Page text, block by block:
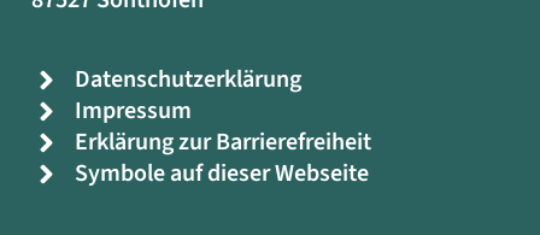
Datenschutzerklärung
Impressum
Erklärung zur Barrierefreiheit
Symbole auf dieser Webseite